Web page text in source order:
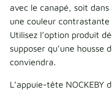
avec le canapé, soit
une couleur contrastante
Utilisez l’option produit
supposer qu’une housse
conviendra.
L’appuie-tête NOCKEBY